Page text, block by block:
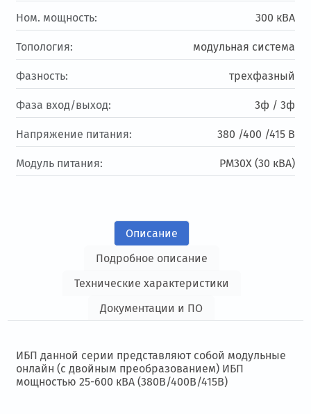
Ном. мощность: 300 кВА
Топология: модульная система
Фазность: трехфазный
Фаза вход/выход: 3ф / 3ф
Напряжение питания: 380 /400 /415 В
Модуль питания: PM30X (30 кВА)
Описание
Подробное описание
Технические характеристики
Документации и ПО
ИБП данной серии представляют собой модульные
онлайн (с двойным преобразованием) ИБП
мощностью 25-600 кВА (380В/400В/415В)